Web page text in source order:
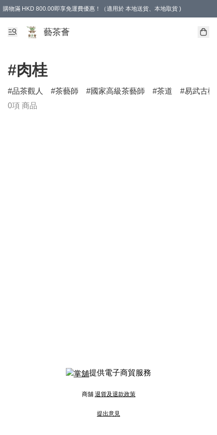
購物滿 HKD 800.00即享免運費優惠！（適用於 本地送貨、本地取貨 )
藝茶薈
#肉桂
品茶觀人 茶藝師 國家高級茶藝師 茶道
易武古樹
0項 商品
提供電子商貿服務
商舖 退貨及退款政策
提出意見